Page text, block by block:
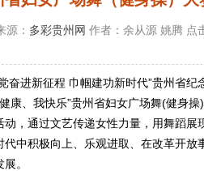
： 多彩贵州网 作者：余从源 姚腾 点
进新征程 巾帼建功新时代”贵州省纪
、我快乐”贵州省妇女广场舞(健身操)
通过文艺传递女性力量，用舞蹈展
中积极向上、乐观进取、在改革开放
。